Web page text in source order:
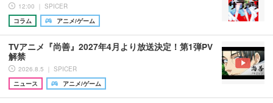
12:00 ｜ SPICER
コラム
アニメ/ゲーム
TVアニメ『尚善』2027年4月より放送決定！第1弾PV
解禁
2026.8.5 ｜ SPICER
ニュース
アニメ/ゲーム